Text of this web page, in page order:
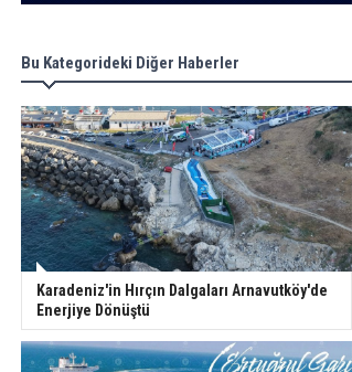
Bu Kategorideki Diğer Haberler
Karadeniz'in Hırçın Dalgaları Arnavutköy'de
Enerjiye Dönüştü